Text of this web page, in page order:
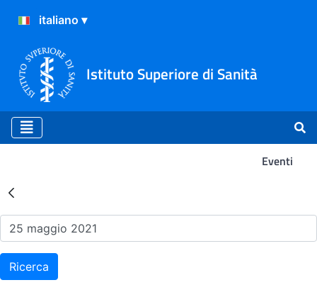
Istituto Superiore di Sanità
Eventi
Risultati della Ricerca -
Ricerca